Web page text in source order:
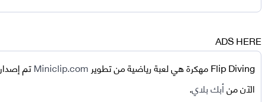
ADS HERE
Flip Diving مهكرة
هي لعبة رياضية من تطويرMiniclip.com
الآن منأبك بلاي.